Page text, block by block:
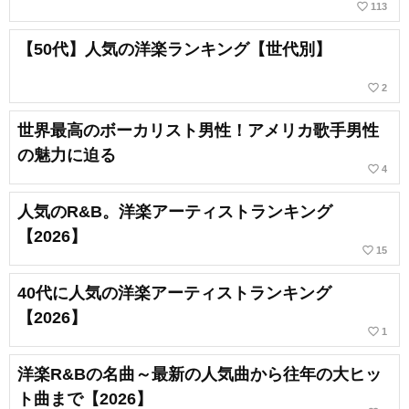
favorite_border 113
【50代】人気の洋楽ランキング【世代別】
favorite_border 2
世界最高のボーカリスト男性！アメリカ歌手男性
の魅力に迫る
favorite_border 4
人気のR&B。洋楽アーティストランキング
【2026】
favorite_border 15
40代に人気の洋楽アーティストランキング
【2026】
favorite_border 1
洋楽R&Bの名曲～最新の人気曲から往年の大ヒッ
ト曲まで【2026】